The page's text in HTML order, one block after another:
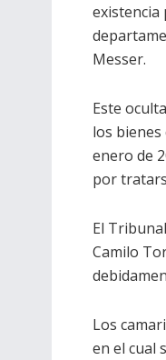
Messer.
Este
los bienes
enero de
por
El
Camilo
Los
en el cual